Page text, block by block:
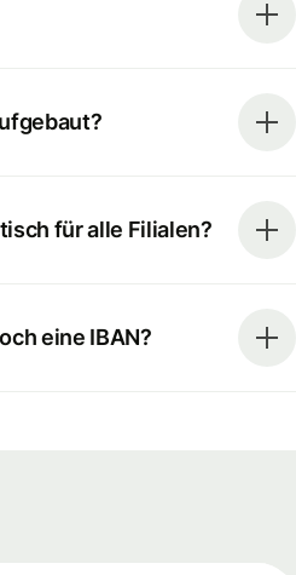
für alle Filialen?
eine IBAN?